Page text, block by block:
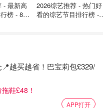
18日
明星舞台造型、新锐摄
回顾
- 最新高
榜 - 8月
2026综艺推荐 - 热门好
看的综艺节目排行榜 -
越买越省！巴宝莉包£329/
鞋£48！
APP打开